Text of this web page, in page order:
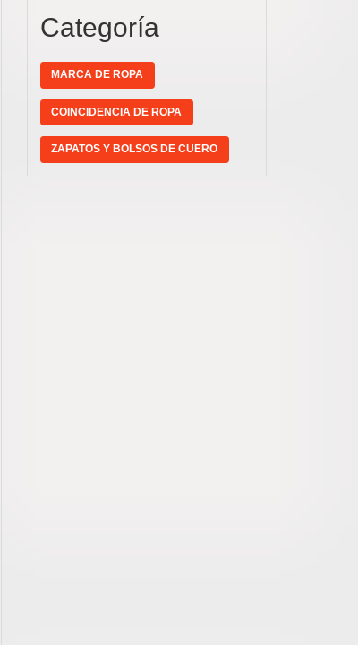
Categoría
MARCA DE ROPA
COINCIDENCIA DE ROPA
ZAPATOS Y BOLSOS DE CUERO